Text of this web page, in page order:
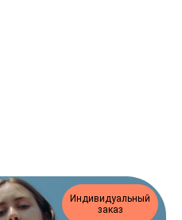
Индивидуальный
заказ